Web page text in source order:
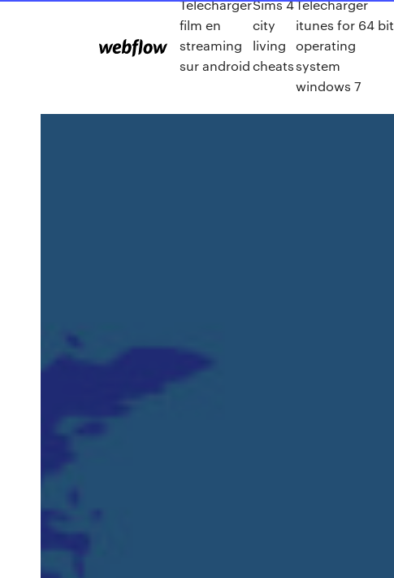
Telecharger
film en
streaming
sur android
Sims 4
city
living
cheats
Télécharger
itunes for 64 bit
operating
system
windows 7